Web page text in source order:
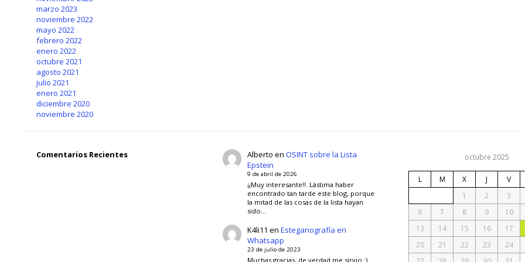
marzo 2023
noviembre 2022
mayo 2022
febrero 2022
enero 2022
octubre 2021
agosto 2021
julio 2021
enero 2021
diciembre 2020
noviembre 2020
Comentarios Recientes Alberto en OSINT sobre la Lista
Epstein
9 de abril de 2026
¡¡Muy interesante!!. Lástima haber
encontrado tan tarde este blog, porque
la mitad de las cosas de la lista hayan
sido…
K4li11 en Esteganografía en
Whatsapp
23 de julio de 2023
Muchas gracias, de verdad me sirvio :)
octubre 2025
L M X J V
1
2 3
6
7 8 9 10
13
14 15 16 17
20
21 22 23 24